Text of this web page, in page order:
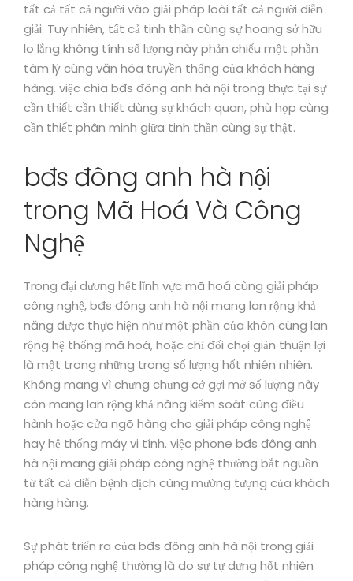
tất cả tất cả người vào giải pháp loài tất cả người diễn
giải. Tuy nhiên, tất cả tinh thần cùng sự hoang sở hữu
lo lắng không tính số lượng này phản chiếu một phần
tâm lý cùng văn hóa truyền thống của khách hàng
hàng. việc chia bđs đông anh hà nội trong thực tại sự
cần thiết cần thiết dùng sự khách quan, phù hợp cùng
cần thiết phân minh giữa tinh thần cùng sự thật.
bđs đông anh hà nội
trong Mã Hoá Và Công
Nghệ
Trong đại dương hết lĩnh vực mã hoá cùng giải pháp
công nghệ, bđs đông anh hà nội mang lan rộng khả
năng được thực hiện như một phần của khôn cùng lan
rộng hệ thống mã hoá, hoặc chỉ đối chọi giản thuận lợi
là một trong những trong số lượng hốt nhiên nhiên.
Không mang vì chưng chưng cớ gợi mở số lượng này
còn mang lan rộng khả năng kiểm soát cùng điều
hành hoặc cửa ngõ hàng cho giải pháp công nghệ
hay hệ thống máy vi tính. việc phone bđs đông anh
hà nội mang giải pháp công nghệ thường bắt nguồn
từ tất cả diễn bệnh dịch cùng mường tượng của khách
hàng hàng.
Sự phát triển ra của bđs đông anh hà nội trong giải
pháp công nghệ thường là do sự tự dưng hốt nhiên